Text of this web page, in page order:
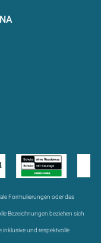
Formulierungen oder das
Bezeichnungen beziehen sich
inklusive und respektvolle